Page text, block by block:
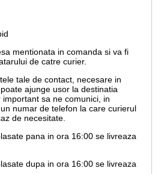
mentionata in comanda si va fi
de catre curier.
tale de contact, necesare in
ajunge usor la destinatia
sa ne comunici, in
numar de telefon la care curierul
de necesitate.
pana in ora 16:00 se livreaza
dupa in ora 16:00 se livreaza